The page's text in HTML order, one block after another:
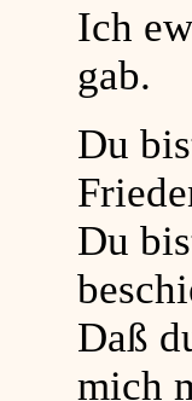
Ich
gab.
Du
Du
Daß
mich